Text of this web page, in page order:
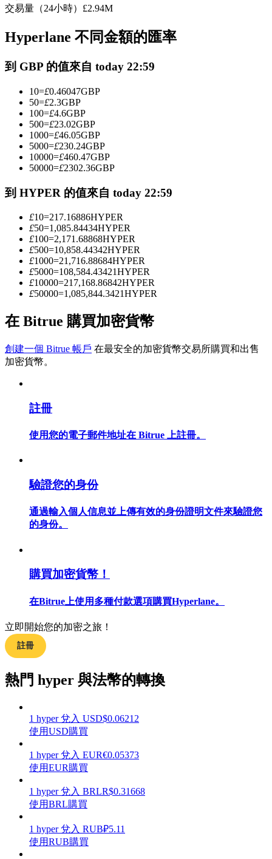
與頂尖交易專家同行
成為跟單交易員
坐享盈利分成和跟單分傭
合約資訊
合約功能使用指南
學習如何保持盈利
理財
交易量（24小時） £2.94M
Hyperlane 不同金額的匯率
到 GBP 的值來自 today 22:59
10=£0.46047GBP
50=£2.3GBP
100=£4.6GBP
500=£23.02GBP
1000=£46.05GBP
5000=£230.24GBP
10000=£460.47GBP
50000=£2302.36GBP
到 HYPER 的值來自 today 22:59
£10=217.16886HYPER
£50=1,085.84434HYPER
£100=2,171.68868HYPER
£500=10,858.44342HYPER
£1000=21,716.88684HYPER
£5000=108,584.43421HYPER
£10000=217,168.86842HYPER
£50000=1,085,844.3421HYPER
在 Bitrue 購買加密貨幣
創建一個 Bitrue 帳戶 在最安全的加密貨幣交易所購買和出售
加密貨幣。
註冊
使用您的電子郵件地址在 Bitrue 上註冊。
驗證您的身份
通過輸入個人信息並上傳有效的身份證明文件來驗證您
的身份。
購買加密貨幣！
在Bitrue上使用多種付款選項購買Hyperlane。
立即開始您的加密之旅！
註冊
熱門 hyper 與法幣的轉換
1 hyper 兌入 USD$0.06212
使用USD購買
1 hyper 兌入 EUR€0.05373
使用EUR購買
1 hyper 兌入 BRLR$0.31668
使用BRL購買
1 hyper 兌入 RUB₽5.11
使用RUB購買